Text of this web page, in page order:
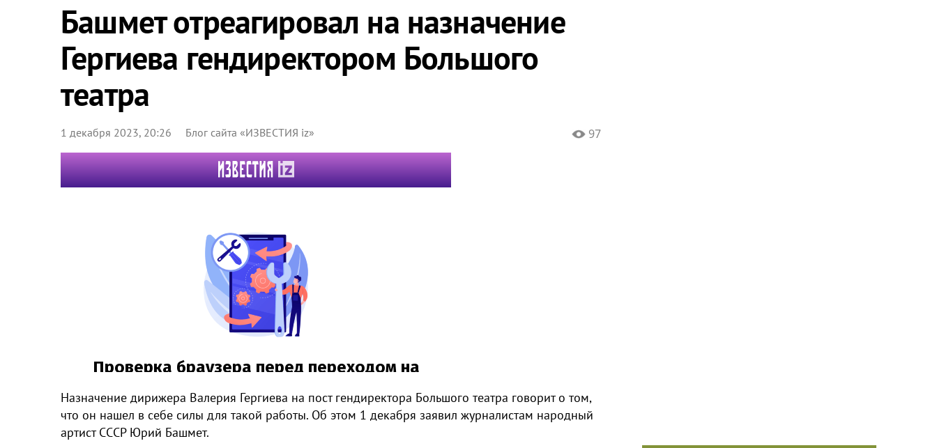
Башмет отреагировал на назначение
Гергиева гендиректором Большого
театра
1 декабря 2023, 20:26 Блог сайта «ИЗВЕСТИЯ iz» 97
Назначение дирижера Валерия Гергиева на пост гендиректора Большого театра говорит о том,
что он нашел в себе силы для такой работы. Об этом 1 декабря заявил журналистам народный
артист СССР Юрий Башмет.